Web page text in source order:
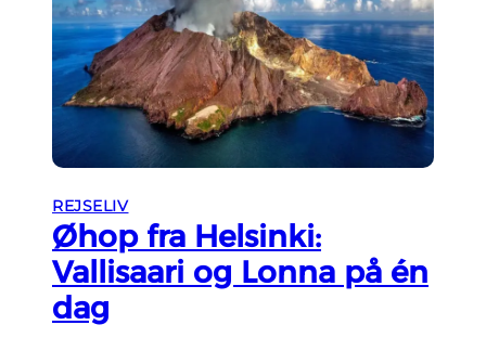
e
n
d
e
e
k
e
r
i
s
i
REJSELIV
Øhop fra Helsinki:
Vallisaari og Lonna på én
dag